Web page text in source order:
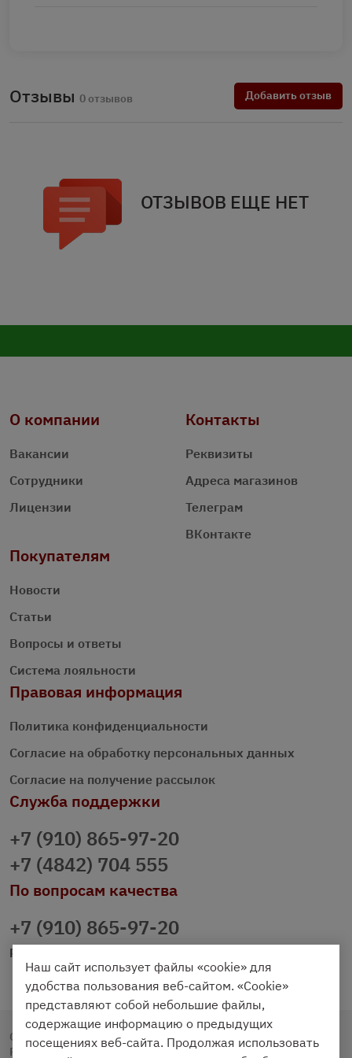
Отзывы 0 отзывов Добавить отзыв
ОТЗЫВОВ ЕЩЕ НЕТ
О компании
Вакансии
Сотрудники
Лицензии
Контакты
Реквизиты
Адреса магазинов
Телеграм
ВКонтакте
Покупателям
Новости
Статьи
Вопросы и ответы
Система лояльности
Правовая информация
Политика конфиденциальности
Согласие на обработку персональных данных
Согласие на получение рассылок
Служба поддержки
+7 (910) 865-97-20
+7 (4842) 704 555
По вопросам качества
+7 (910) 865-97-20
prazdnichniy40@palmi.ru
Copyright © 2020 - 2026. Праздничный Стол.
Разработка и продвижение - Vegas Studio
Наш сайт использует файлы «cookie» для
удобства пользования веб-сайтом. «Cookie»
представляют собой небольшие файлы,
содержащие информацию о предыдущих
посещениях веб-сайта. Продолжая использовать